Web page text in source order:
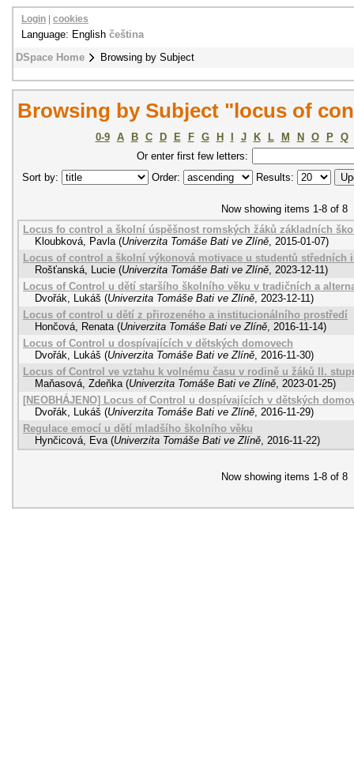
DSpace Home Browsing by Subject
Login cookies
Language: English čeština
Browsing by Subject "locus of
0-9 A B C D E F G H J K L M N O P
Q
Or enter first few letters:
Sort by:
Order: Results:
Now showing items 1-8 of 8
Locus fo control a školní úspěšnost romských žáků základních
Kloubková, Pavla (Univerzita Tomáše Bati ve Zlíně, 2015-01-07)
Locus of control a školní výkonová motivace u studentů středních
Rošťanská, Lucie (Univerzita Tomáše Bati ve Zlíně, 2023-12-11)
Locus of Control u dětí staršího školního věku v tradičních a
Dvořák, Lukáš (Univerzita Tomáše Bati ve Zlíně, 2023-12-11)
Locus of control u dětí z přirozeného a institucionálního prostředí
Hončová, Renata (Univerzita Tomáše Bati ve Zlíně, 2016-11-14)
Locus of Control u dospívajících v dětských domovech
Dvořák, Lukáš (Univerzita Tomáše Bati ve Zlíně, 2016-11-30)
Locus of Control ve vztahu k volnému času v rodině u žáků II.
Maňasová, Zdeňka (Univerzita Tomáše Bati ve Zlíně, 2023-01-25)
[NEOBHÁJENO] Locus of Control u dospívajících v dětských
Dvořák, Lukáš (Univerzita Tomáše Bati ve Zlíně, 2016-11-29)
Regulace emocí u dětí mladšího školního věku
Hynčicová, Eva (Univerzita Tomáše Bati ve Zlíně, 2016-11-22)
Now showing items 1-8 of 8